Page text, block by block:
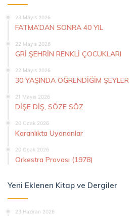
23 Mayıs 2026
FATMA’DAN SONRA 40 YIL
22 Mayıs 2026
GRİ ŞEHRİN RENKLİ ÇOCUKLARI
22 Mayıs 2026
30 YAŞINDA ÖĞRENDİĞİM ŞEYLER
21 Mayıs 2026
DİŞE DİŞ, SÖZE SÖZ
20 Ocak 2026
Karanlıkta Uyananlar
20 Ocak 2026
Orkestra Provası (1978)
Yeni Eklenen Kitap ve Dergiler
23 Haziran 2026